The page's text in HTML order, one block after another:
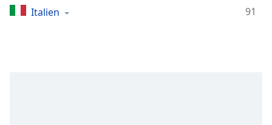
Remaining
Italien 91